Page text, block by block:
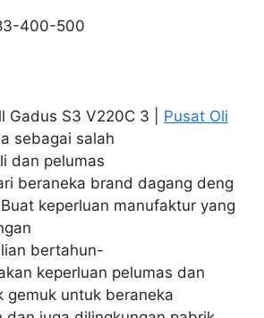
400-500
Gadus S3 V220C 3 | Pusat Oli
sebagai salah
dan pelumas
beraneka brand dagang deng
keperluan manufaktur yang
bertahun-
keperluan pelumas dan
gemuk untuk beraneka